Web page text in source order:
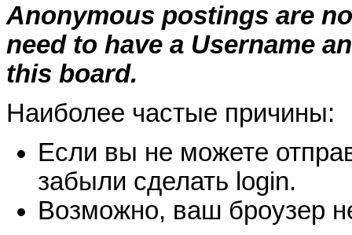
Anonymous postings are
need to have a Username
this board.
Наиболее частые причины:
Если вы не можете
забыли сделать login.
Возможно, ваш броузер